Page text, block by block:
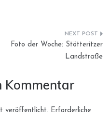
Foto der Woche: Stötteritzer
Landstraße
Kommentar
veröffentlicht. Erforderliche